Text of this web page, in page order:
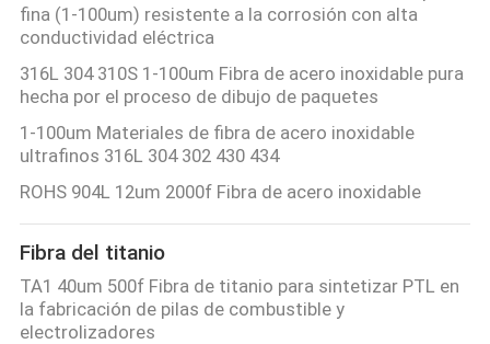
CONTROL
DE
CALIDAD
ÉNTRENOS
EN
CONTACTO
CON
fina (1-100um) resistente a la corrosión con alta
conductividad eléctrica
316L 304 310S 1-100um Fibra de acero inoxidable pura
hecha por el proceso de dibujo de paquetes
1-100um Materiales de fibra de acero inoxidable
ultrafinos 316L 304 302 430 434
ROHS 904L 12um 2000f Fibra de acero inoxidable
Fibra del titanio
TA1 40um 500f Fibra de titanio para sintetizar PTL en
la fabricación de pilas de combustible y
electrolizadores